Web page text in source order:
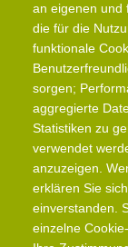
an eigenen und
die für die
funktionale
sorgen;
aggregierte
Statistiken zu
verwendet
anzuzeigen.
erklären Sie
einverstanden.
einzelne